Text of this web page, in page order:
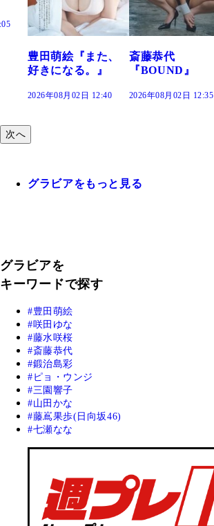
斎藤恭代
『BOUND』
2026年08月02日 12:35
咲田ゆな
『Sunflower』
2026年08月02日 12:30
次へ
グラビアをもっと見る
グラビアを
キーワードで探す
豊田萌絵
咲田ゆな
藤水咲桜
斎藤恭代
鍛治島彩
ピョ・ウンジ
三園響子
山田かな
藤嶌果歩(日向坂46)
七瀬なな